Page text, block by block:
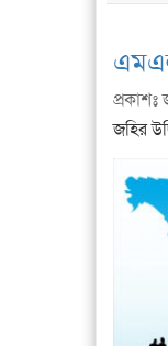
প্রকাশঃ
জহির